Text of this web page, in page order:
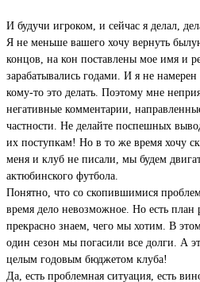
И будучи игроком, и сейчас я делал,
Я не меньше вашего хочу вернуть
концов, на кон поставлены мое имя и
зарабатывались годами. И я не
кому-то это делать. Поэтому мне
негативные комментарии,
частности. Не делайте поспешных
их поступкам! Но в то же время хочу
меня и клуб не писали, мы будем
актюбинского футбола.
Понятно, что со скопившимися
время дело невозможное. Но есть план
прекрасно знаем, чего мы хотим. В
один сезон мы погасили все долги. А
целым годовым бюджетом клуба!
Да, есть проблемная ситуация, есть